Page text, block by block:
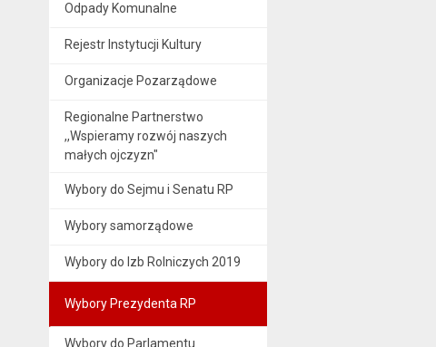
Odpady Komunalne
Rejestr Instytucji Kultury
Organizacje Pozarządowe
Regionalne Partnerstwo
,,Wspieramy rozwój naszych
małych ojczyzn"
Wybory do Sejmu i Senatu RP
Wybory samorządowe
Wybory do Izb Rolniczych 2019
Wybory Prezydenta RP
Wybory do Parlamentu